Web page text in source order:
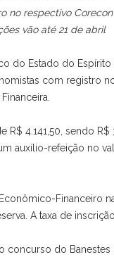
no respectivo
vão até 21 de abril
do Estado do Espírito
com registro
R$ 4.141,50, sendo
auxílio-refeição no
Financeiro
A taxa de
concurso do